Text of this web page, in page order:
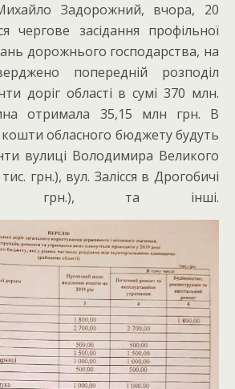
Задорожний, вчора, 20
чергове засідання профільної
дорожнього господарства, на
попередній розподіл
доріг області в сумі 370 млн.
отримала 35,15 млн грн. В
кошти обласного бюджету будуть
вулиці Володимира Великого
грн.), вул. Залісся в Дрогобичі
грн.), та інші.